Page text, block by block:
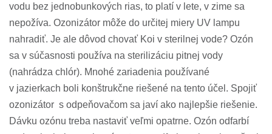
vodu bez jednobunkových rias, to platí v lete, v zime sa
nepožíva. Ozonizátor môže do určitej miery UV lampu
nahradiť. Je ale dôvod chovať Koi v sterilnej vode? Ozón
sa v súčasnosti používa na sterilizáciu pitnej vody
(nahrádza chlór). Mnohé zariadenia používané
v jazierkach boli konštrukčne riešené na tento účel. Spojiť
ozonizátor s odpeňovačom sa javí ako najlepšie riešenie.
Dávku ozónu treba nastaviť veľmi opatrne. Ozón odfarbí